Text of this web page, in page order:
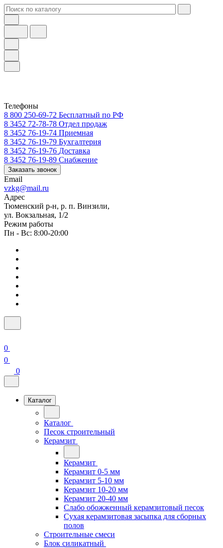
Телефоны
8 800 250-69-72 Бесплатный по РФ
8 3452 72-78-78 Отдел продаж
8 3452 76-19-74 Приемная
8 3452 76-19-79 Бухгалтерия
8 3452 76-19-76 Доставка
8 3452 76-19-89 Снабжение
Заказать звонок
Email
vzkg@mail.ru
Адрес
Тюменский р-н, р. п. Винзили,
ул. Вокзальная, 1/2
Режим работы
Пн - Вс: 8:00-20:00
0
0
0
Каталог
Каталог
Песок строительный
Керамзит
Керамзит
Керамзит 0-5 мм
Керамзит 5-10 мм
Керамзит 10-20 мм
Керамзит 20-40 мм
Слабо обожженный керамзитовый песок
Сухая керамзитовая засыпка для сборных
полов
Строительные смеси
Блок силикатный